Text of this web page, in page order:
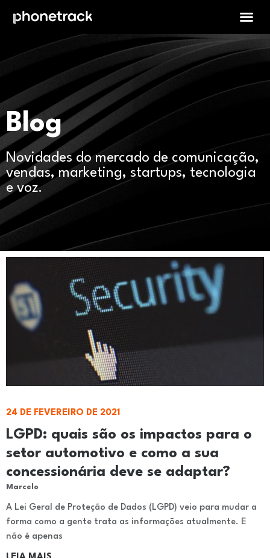
Blog
Novidades do mercado de comunicação,
vendas, marketing, startups, tecnologia
e voz.
LGPD: quais são os impactos para o
setor automotivo e como a sua
concessionária deve se adaptar?
Marcelo
24 DE FEVEREIRO DE 2021
A Lei Geral de Proteção de Dados (LGPD) veio para mudar a
forma como a gente trata as informações atualmente. E
não é apenas